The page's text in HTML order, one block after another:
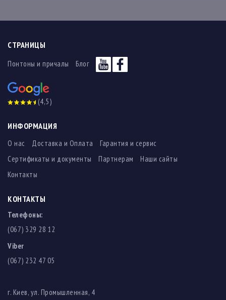
СТРАНИЦЫ
Понтоны и причалы Блог
(4,5)
ИНФОРМАЦИЯ
О нас Доставка и Оплата
Гарантия и сервис
Сертификаты и документы
Партнерам
Наши сайты
Контакты
КОНТАКТЫ
Телефоны:
(067) 329 28 12
Viber
(067) 232 47 05
г. Киев, ул. Промышленная, 4